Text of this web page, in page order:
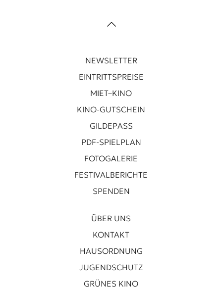
NEWSLETTER
EINTRITTSPREISE
MIET–KINO
KINO-GUTSCHEIN
GILDEPASS
PDF-SPIELPLAN
FOTOGALERIE
FESTIVALBERICHTE
SPENDEN
ÜBER UNS
KONTAKT
HAUSORDNUNG
JUGENDSCHUTZ
GRÜNES KINO